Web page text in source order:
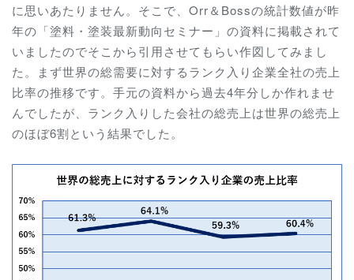
に思いあたりません。そこで、Orr＆Bossの統計数値が昨
年の「塗料・塗装最新動向セミナー」の資料に掲載されて
いましたのでそこから引用させてもらい作図してみまし
た。まず世界の総需要に対するランク入り企業全社の売上
比率の推移です。手元の資料から過去4年分しか作れませ
んでしたが、ランク入りした会社の総売上は世界の総売上
のほぼ6割という結果でした。